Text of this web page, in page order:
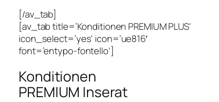
[/av_tab]
[av_tab title=’Konditionen PREMIUM PLUS‘
icon_select=’yes‘ icon=’ue816′
font=’entypo-fontello‘]
Konditionen
PREMIUM Inserat